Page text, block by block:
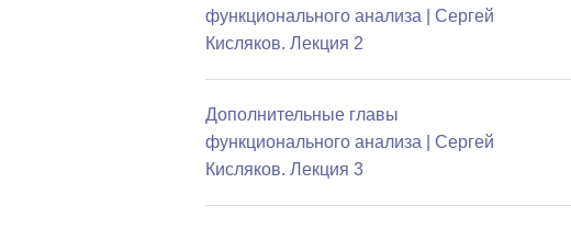
функционального анализа | Сергей
Кисляков. Лекция 2
Дополнительные главы
функционального анализа | Сергей
Кисляков. Лекция 3